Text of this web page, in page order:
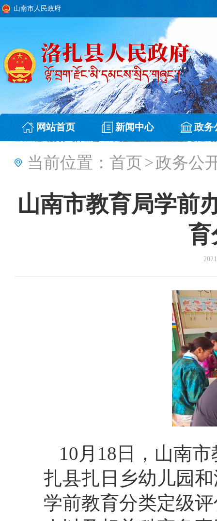
山南市人民政府
网站首页 新闻中心 政务
当前位置： 首页>政务公
山南市教育局学前
育
10月18日，山南
扎县扎日乡幼儿园
学前教育分类定级